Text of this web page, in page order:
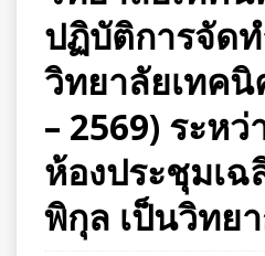
ปฏิบัติการจัด
วิทยาลัยเทคนิ
– 2569) ระห
ห้องประชุมเ
พิกุล เป็นวิทย